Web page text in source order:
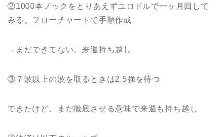
②1000本ノックをとりあえずユロドルで一ヶ月回して
みる。フローチャートで手順作成
→まだできてない。来週持ち越し
③７波以上の波を取るときは2.5強を待つ
できたけど、まだ徹底させる意味で来週も持ち越し